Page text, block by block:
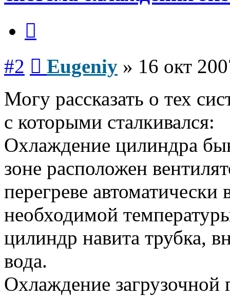
#2 Eugeniy » 16 окт
Могу рассказать о тех
с которыми сталкивался:
Охлаждение цилиндра
зоне расположен
перегреве
необходимой
цилиндр навита трубка,
вода.
Охлаждение